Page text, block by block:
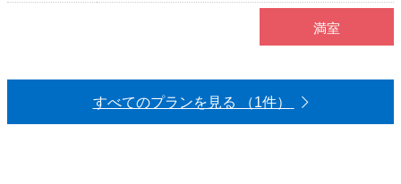
満室
すべてのプランを見る （1件）